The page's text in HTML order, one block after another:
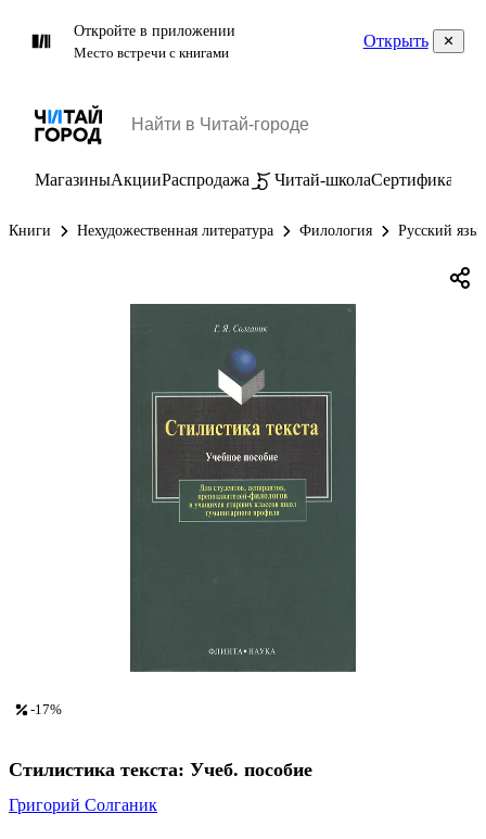
Откройте в приложении
Место встречи с книгами
Открыть
МагазиныАкцииРаспродажа Читай-школаСертификаты
Книги Нехудожественная литература Филология Русский язык
-17%
Стилистика текста: Учеб. пособие
Григорий Солганик